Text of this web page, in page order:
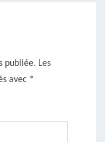
publiée. Les
avec *